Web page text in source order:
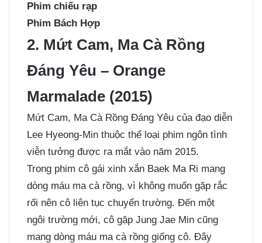
Phim chiếu rạp
Phim Bách Hợp
2. Mứt Cam, Ma Cà Rồng
Đáng Yêu – Orange
Marmalade (2015)
Mứt Cam, Ma Cà Rồng Đáng Yêu của đạo diễn
Lee Hyeong-Min thuộc thể loại phim ngôn tình
viễn tưởng được ra mắt vào năm 2015.
Trong phim cô gái xinh xắn Baek Ma Ri mang
dòng máu ma cà rồng, vì không muốn gặp rắc
rối nên cô liên tục chuyển trường. Đến một
ngôi trường mới, cô gặp Jung Jae Min cũng
mang dòng máu ma cà rồng giống cô. Đây